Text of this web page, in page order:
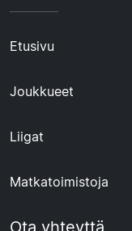
Etusivu
Joukkueet
Liigat
Matkatoimistoja
Ota yhteyttä